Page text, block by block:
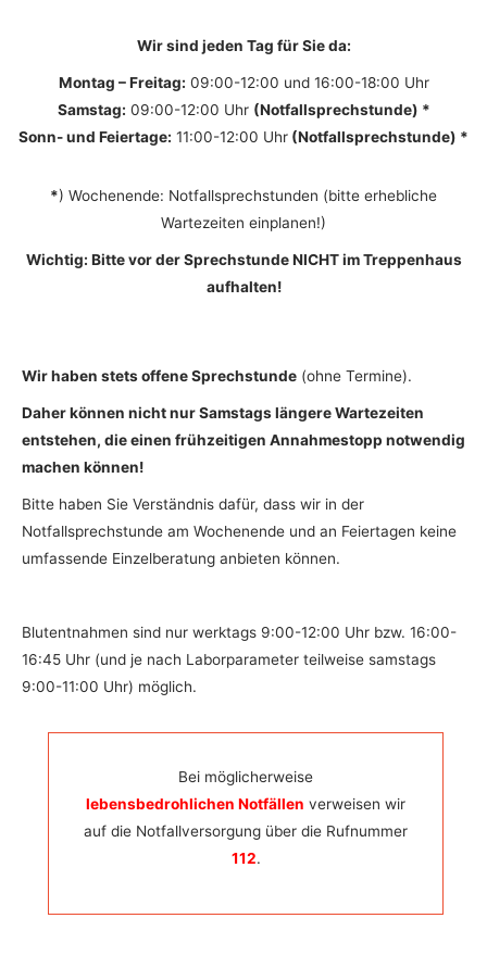
Wir sind jeden Tag für Sie da:
Montag – Freitag: 09:00-12:00 und 16:00-18:00 Uhr
Samstag: 09:00-12:00 Uhr (Notfallsprechstunde) *
Sonn- und Feiertage: 11:00-12:00 Uhr (Notfallsprechstunde) *
*) Wochenende: Notfallsprechstunden (bitte erhebliche
Wartezeiten einplanen!)
Wichtig: Bitte vor der Sprechstunde NICHT im Treppenhaus
aufhalten!
Wir haben stets offene Sprechstunde (ohne Termine).
Daher können nicht nur Samstags längere Wartezeiten
entstehen, die einen frühzeitigen Annahmestopp notwendig
machen können!
Bitte haben Sie Verständnis dafür, dass wir in der
Notfallsprechstunde am Wochenende und an Feiertagen keine
umfassende Einzelberatung anbieten können.
Blutentnahmen sind nur werktags 9:00-12:00 Uhr bzw. 16:00-
16:45 Uhr (und je nach Laborparameter teilweise samstags
9:00-11:00 Uhr) möglich.
Bei möglicherweise
lebensbedrohlichen Notfällen verweisen wir
auf die Notfallversorgung über die Rufnummer
112.